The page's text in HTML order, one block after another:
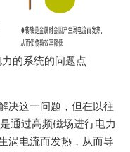
的系统的问题点
决这一问题，但在以往
通过高频磁场进行电力
涡电流而发热，从而导